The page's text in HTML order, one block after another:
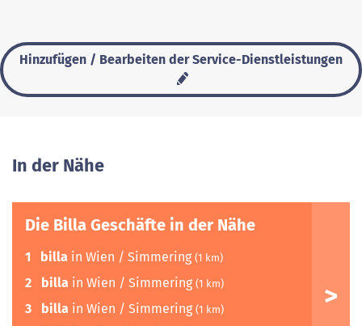
Hinzufügen / Bearbeiten der Service-Dienstleistungen
In der Nähe
Die Billa Geschäfte in der Nähe
1 billa in Wien / Simmering (1 km)
2 billa in Wien / Simmering (1 km)
3 billa in Wien / Simmering (1 km)